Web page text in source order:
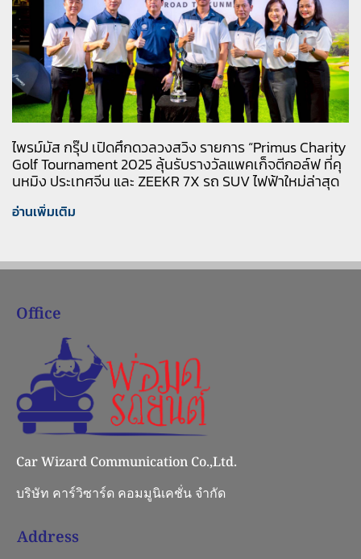
ไพรม์มัส กรุ๊ป เปิดศึกดวลวงสวิง รายการ “Primus Charity
Golf Tournament 2025 ลุ้นรับรางวัลแพคเก็จตีกอล์ฟ ที่คุ
นหมิง ประเทศจีน และ ZEEKR 7X รถ SUV ไฟฟ้าใหม่ล่าสุด
อ่านเพิ่มเติม
Office
Car Wizard Communication Co.,Ltd.
บริษัท คาร์วิซาร์ด คอมมูนิเคชั่น จำกัด
Address